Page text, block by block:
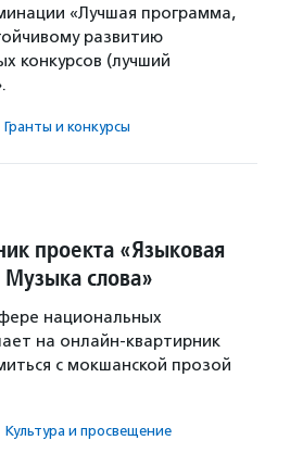
«Лучшая программа,
развитию
конкурсов (лучший
Гранты и конкурсы
проекта «Языковая
слова»
национальных
на онлайн-квартирник
с мокшанской прозой
Культура и просвещение